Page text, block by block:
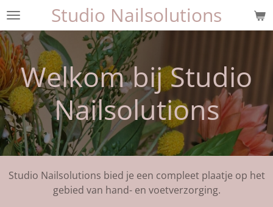
Ga
naar
de
hoofdinhoud
Studio Nailsolutions
Welkom bij Studio
Nailsolutions
Studio Nailsolutions bied je een compleet plaatje op het
gebied van hand- en voetverzorging.